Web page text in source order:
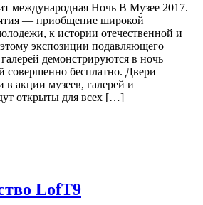
международная Ночь В Музее 2017.
— приобщение широкой
к истории отечественной и
экспозиции подавляющего
демонстрируются в ночь
совершенно бесплатно. Двери
акции музеев, галерей и
открыты для всех […]
LofT9